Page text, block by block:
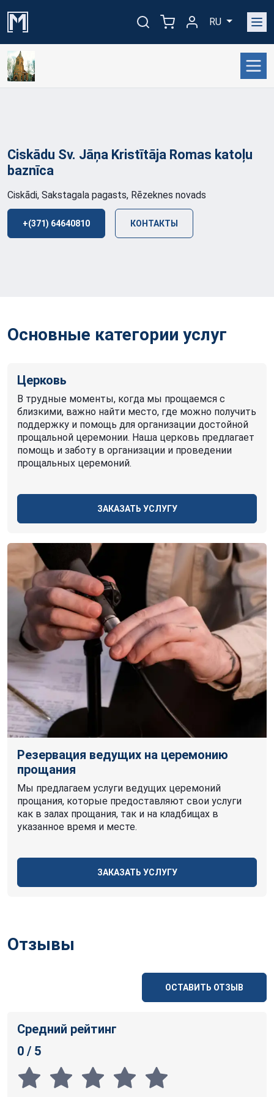
RU
Ciskādu Sv. Jāņa Kristītāja Romas katoļu
baznīca
Ciskādi, Sakstagala pagasts, Rēzeknes novads
+(371) 64640810 КОНТАКТЫ
Основные категории услуг
Церковь
В трудные моменты, когда мы прощаемся с
близкими, важно найти место, где можно получить
поддержку и помощь для организации достойной
прощальной церемонии. Наша церковь предлагает
помощь и заботу в организации и проведении
прощальных церемоний.
ЗАКАЗАТЬ УСЛУГУ
Резервация ведущих на церемонию
прощания
Мы предлагаем услуги ведущих церемоний
прощания, которые предоставляют свои услуги
как в залах прощания, так и на кладбищах в
указанное время и месте.
ЗАКАЗАТЬ УСЛУГУ
Отзывы
ОСТАВИТЬ ОТЗЫВ
Средний рейтинг
0 / 5